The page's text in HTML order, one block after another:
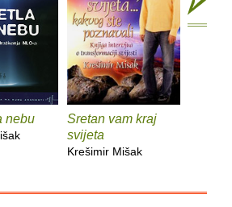
nebu
Sretan vam kraj
svijeta
Krešimir Mišak